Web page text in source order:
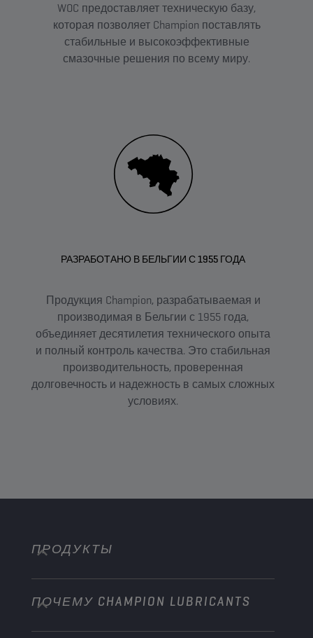
WOC предоставляет техническую базу,
которая позволяет Champion поставлять
стабильные и высокоэффективные
смазочные решения по всему миру.
РАЗРАБОТАНО В БЕЛЬГИИ С 1955 ГОДА
Продукция Champion, разрабатываемая и
производимая в Бельгии с 1955 года,
объединяет десятилетия технического опыта
и полный контроль качества. Это стабильная
производительность, проверенная
долговечность и надежность в самых сложных
условиях.
ПРОДУКТЫ
Легковые автомобили
Грузовая техника
ПОЧЕМУ CHAMPION LUBRICANTS